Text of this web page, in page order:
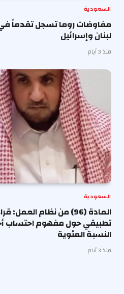
السعودية
مفاوضات روما تسجل تقدماً في
لبنان وإسرائيل
منذ 3 أيام
السعودية
المادة (96) من نظام
تطبيقي حول مفهوم احتساب
النسبة المئوية
منذ 3 أيام